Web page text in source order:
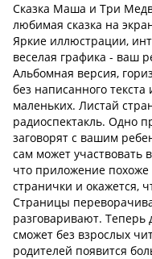
Сказка Маша и Три
любимая сказка на
Яркие иллюстрации,
веселая графика - ваш
Альбомная версия,
без написанного
маленьких. Листай
радиоспектакль. Одно
заговорят с вашим
сам может участвовать
что приложение
странички и окажется,
Страницы
разговаривают. Теперь
сможет без взрослых
родителей появится